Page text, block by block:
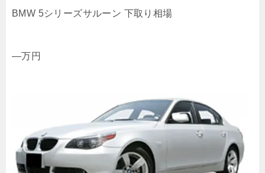
BMW 5シリーズサルーン 下取り相場
—万円